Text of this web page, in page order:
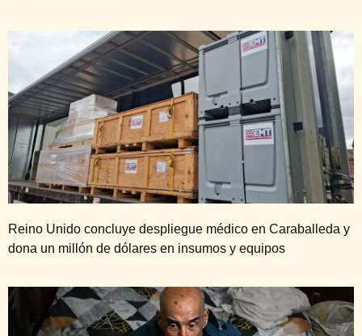
Reino Unido concluye despliegue médico en Caraballeda y
dona un millón de dólares en insumos y equipos